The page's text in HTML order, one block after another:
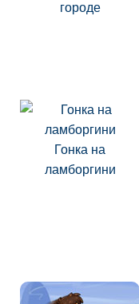
городе
Гонка на
ламборгини